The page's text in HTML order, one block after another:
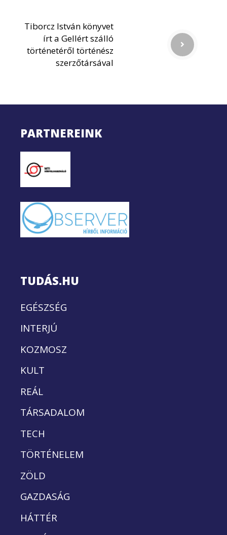
Tiborcz István könyvet
írt a Gellért szálló
történetéről történész
szerzőtársával
PARTNEREINK
TUDÁS.HU
EGÉSZSÉG
INTERJÚ
KOZMOSZ
KULT
REÁL
TÁRSADALOM
TECH
TÖRTÉNELEM
ZÖLD
GAZDASÁG
HÁTTÉR